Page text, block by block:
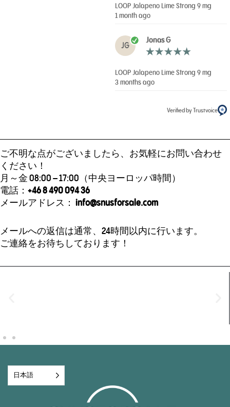
LOOP Jalapeno Lime Strong 9 mg
1 month ago
JG
Jonas G
LOOP Jalapeno Lime Strong 9 mg
3 months ago
Verified by Trustvoice
ご不明な点がございましたら、お気軽にお問い合わせ
ください！
月～金 08:00 – 17:00（中央ヨーロッパ時間）
電話： +46 8 490 094 36
メールアドレス： info@snusforsale.com
メールへの返信は通常、24時間以内に行います。
ご連絡をお待ちしております！
日本語